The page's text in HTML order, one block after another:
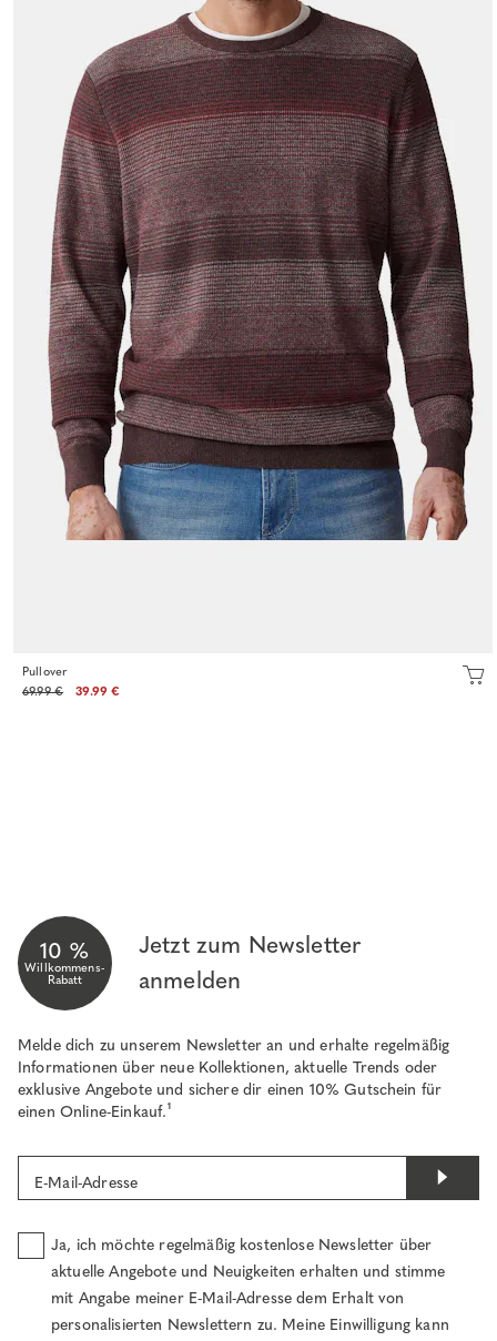
Pullover
69.99 €
39.99 €
10 %
Willkommens-
Rabatt
Jetzt zum Newsletter
anmelden
Melde dich zu unserem Newsletter an und erhalte regelmäßig
Informationen über neue Kollektionen, aktuelle Trends oder
exklusive Angebote und sichere dir einen 10% Gutschein für
einen Online-Einkauf.¹
E-Mail-Adresse
Ja, ich möchte regelmäßig kostenlose Newsletter über
aktuelle Angebote und Neuigkeiten erhalten und stimme
mit Angabe meiner E-Mail-Adresse dem Erhalt von
personalisierten Newslettern zu. Meine Einwilligung kann